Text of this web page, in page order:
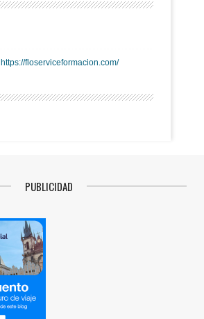
https://floserviceformacion.com/
PUBLICIDAD